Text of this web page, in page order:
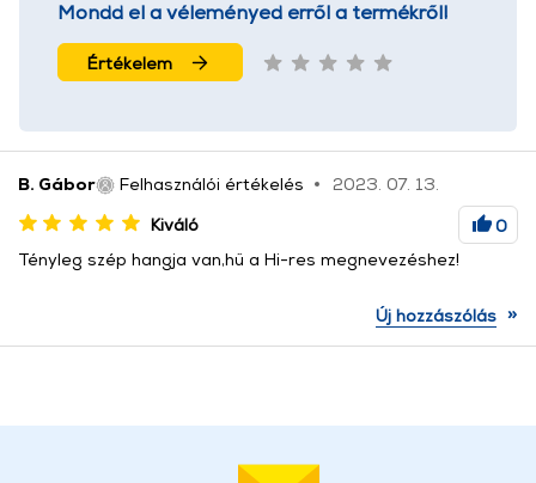
Mondd el a véleményed erről a termékről!
Értékelem
B. Gábor Felhasználói értékelés
2023. 07. 13.
Kiváló
0
Tényleg szép hangja van,hű a Hi-res megnevezéshez!
Új hozzászólás »